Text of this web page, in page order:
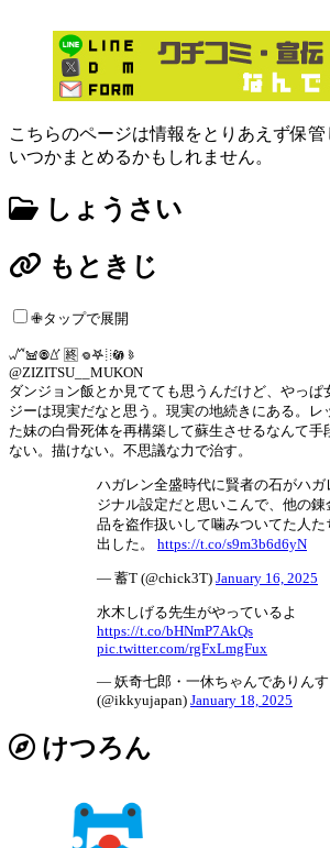
こちらのページは情報をとりあえず保管
いつかまとめるかもしれません。
しょうさい
もときじ
✙タップで展開
𖡬𖠌𖣠𖤽 🈡 𖦹𖤐𖡻𖡎 𖥉
@ZIZITSU__MUKON
ダンジョン飯とか見てても思うんだけど、やっぱ
ジーは現実だなと思う。現実の地続きにある。レ
た妹の白骨死体を再構築して蘇生させるなんて手
ない。描けない。不思議な力で治す。
ハガレン全盛時代に賢者の石がハガ
ジナル設定だと思いこんで、他の錬
品を盗作扱いして噛みついてた人た
出した。 https://t.co/s9m3b6d6yN
— 蓄T (@chick3T) January 16, 2025
水木しげる先生がやっているよ
https://t.co/bHNmP7AkQs
pic.twitter.com/rgFxLmgFux
— 妖奇七郎・一休ちゃんでありんす
(@ikkyujapan) January 18, 2025
けつろん